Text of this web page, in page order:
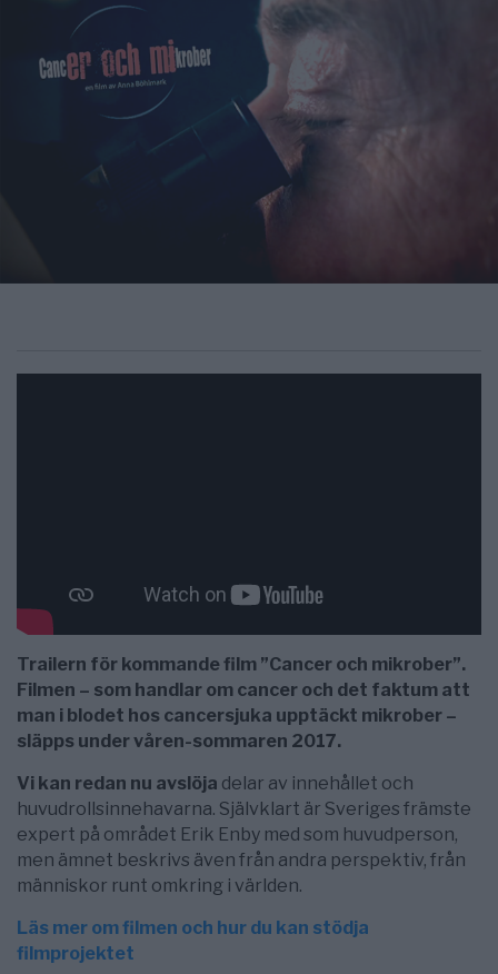
Trailern för kommande film ”Cancer och mikrober”.
Filmen – som handlar om cancer och det faktum att
man i blodet hos cancersjuka upptäckt mikrober –
släpps under våren-sommaren 2017.
Vi kan redan nu avslöja delar av innehållet och
huvudrollsinnehavarna. Självklart är Sveriges främste
expert på området Erik Enby med som huvudperson,
men ämnet beskrivs även från andra perspektiv, från
människor runt omkring i världen.
Läs mer om filmen och hur du kan stödja
filmprojektet